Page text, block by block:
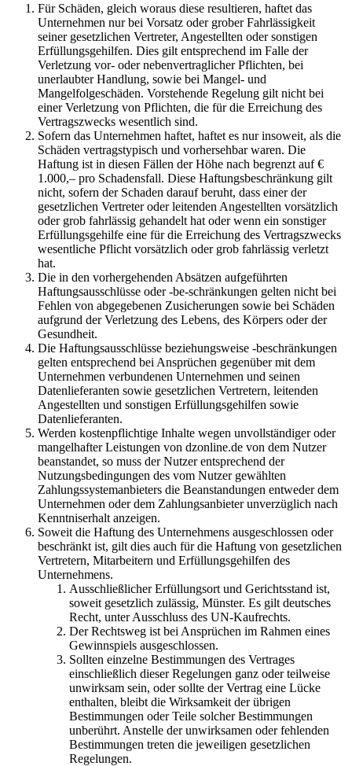
Für Schäden, gleich woraus diese resultieren, haftet das
Unternehmen nur bei Vorsatz oder grober Fahrlässigkeit
seiner gesetzlichen Vertreter, Angestellten oder sonstigen
Erfüllungsgehilfen. Dies gilt entsprechend im Falle der
Verletzung vor- oder nebenvertraglicher Pflichten, bei
unerlaubter Handlung, sowie bei Mangel- und
Mangelfolgeschäden. Vorstehende Regelung gilt nicht bei
einer Verletzung von Pflichten, die für die Erreichung des
Vertragszwecks wesentlich sind.
Sofern das Unternehmen haftet, haftet es nur insoweit, als die
Schäden vertragstypisch und vorhersehbar waren. Die
Haftung ist in diesen Fällen der Höhe nach begrenzt auf €
1.000,– pro Schadensfall. Diese Haftungsbeschränkung gilt
nicht, sofern der Schaden darauf beruht, dass einer der
gesetzlichen Vertreter oder leitenden Angestellten vorsätzlich
oder grob fahrlässig gehandelt hat oder wenn ein sonstiger
Erfüllungsgehilfe eine für die Erreichung des Vertragszwecks
wesentliche Pflicht vorsätzlich oder grob fahrlässig verletzt
hat.
Die in den vorhergehenden Absätzen aufgeführten
Haftungsausschlüsse oder -be-schränkungen gelten nicht bei
Fehlen von abgegebenen Zusicherungen sowie bei Schäden
aufgrund der Verletzung des Lebens, des Körpers oder der
Gesundheit.
Die Haftungsausschlüsse beziehungsweise -beschränkungen
gelten entsprechend bei Ansprüchen gegenüber mit dem
Unternehmen verbundenen Unternehmen und seinen
Datenlieferanten sowie gesetzlichen Vertretern, leitenden
Angestellten und sonstigen Erfüllungsgehilfen sowie
Datenlieferanten.
Werden kostenpflichtige Inhalte wegen unvollständiger oder
mangelhafter Leistungen von dzonline.de von dem Nutzer
beanstandet, so muss der Nutzer entsprechend der
Nutzungsbedingungen des vom Nutzer gewählten
Zahlungssystemanbieters die Beanstandungen entweder dem
Unternehmen oder dem Zahlungsanbieter unverzüglich nach
Kenntniserhalt anzeigen.
Soweit die Haftung des Unternehmens ausgeschlossen oder
beschränkt ist, gilt dies auch für die Haftung von gesetzlichen
Vertretern, Mitarbeitern und Erfüllungsgehilfen des
Unternehmens.
Ausschließlicher Erfüllungsort und Gerichtsstand ist,
soweit gesetzlich zulässig, Münster. Es gilt deutsches
Recht, unter Ausschluss des UN-Kaufrechts.
Der Rechtsweg ist bei Ansprüchen im Rahmen eines
Gewinnspiels ausgeschlossen.
Sollten einzelne Bestimmungen des Vertrages
einschließlich dieser Regelungen ganz oder teilweise
unwirksam sein, oder sollte der Vertrag eine Lücke
enthalten, bleibt die Wirksamkeit der übrigen
Bestimmungen oder Teile solcher Bestimmungen
unberührt. Anstelle der unwirksamen oder fehlenden
Bestimmungen treten die jeweiligen gesetzlichen
Regelungen.